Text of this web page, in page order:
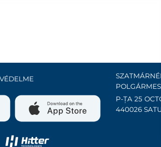
P-ȚA 25
440026